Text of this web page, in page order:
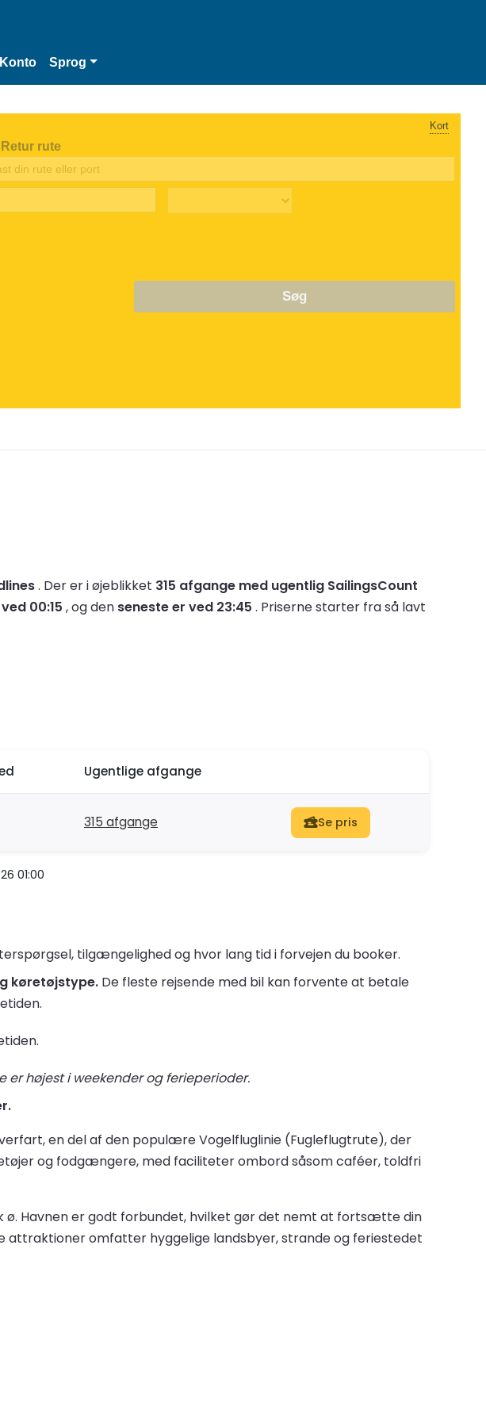
Sprog
Kort
Retur rute
Søg
. Der er i øjeblikket 315 afgange med ugentlig SailingsCount
00:15 , og den seneste er ved 23:45 . Priserne starter fra så lavt
Ugentlige afgange
315 afgange Se pris
01:00
tilgængelighed og hvor lang tid i forvejen du booker.
køretøjstype. De fleste rejsende med bil kan forvente at betale
højest i weekender og ferieperioder.
en del af den populære Vogelfluglinie (Fugleflugtrute), der
og fodgængere, med faciliteter ombord såsom caféer, toldfri
ø. Havnen er godt forbundet, hvilket gør det nemt at fortsætte din
attraktioner omfatter hyggelige landsbyer, strande og feriestedet